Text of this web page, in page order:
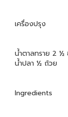
เครื่องปรุง
น้ำตาลทราย 2 ½
น้ำปลา ½ ถ้วย
Ingredients